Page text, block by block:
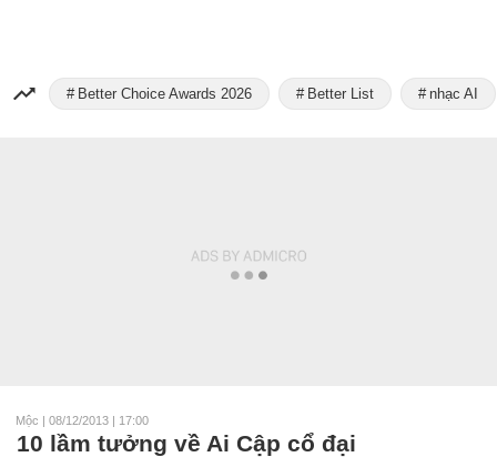
Better Choice Awards 2026 Better List nhạc AI
Mộc | 08/12/2013 | 17:00
10 lầm tưởng về Ai Cập cổ đại